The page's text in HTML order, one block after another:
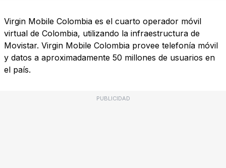
Virgin Mobile Colombia es el cuarto operador móvil
virtual de Colombia, utilizando la infraestructura de
Movistar. Virgin Mobile Colombia provee telefonía móvil
y datos a aproximadamente 50 millones de usuarios en
el país.
PUBLICIDAD